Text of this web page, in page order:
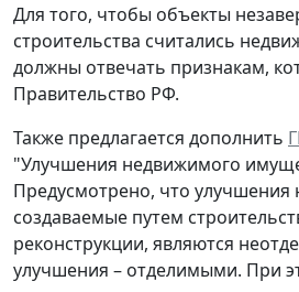
Для того, чтобы объекты
строительства считались
должны отвечать признакам,
Правительство РФ.
Также предлагается дополнить
"Улучшения недвижимого
Предусмотрено, что улучшения
создаваемые путем
реконструкции, являются
улучшения – отделимыми. При